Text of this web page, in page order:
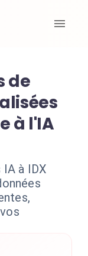
de
à l'IA
à IDX